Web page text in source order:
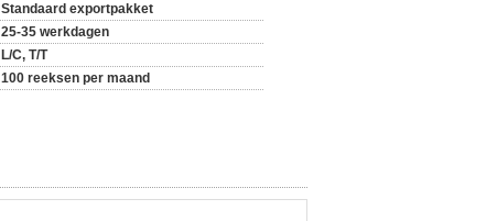
Standaard exportpakket
25-35 werkdagen
L/C, T/T
100 reeksen per maand